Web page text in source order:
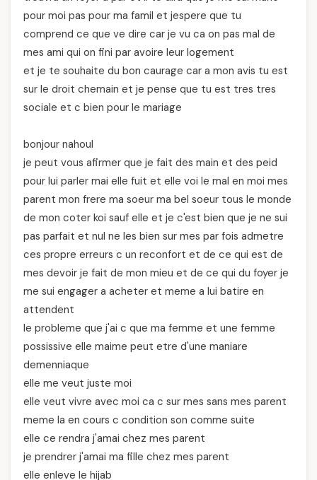
pour moi pas pour ma famil et jespere que tu
comprend ce que ve dire car je vu ca on pas mal de
mes ami qui on fini par avoire leur logement
et je te souhaite du bon caurage car a mon avis tu est
sur le droit chemain et je pense que tu est tres tres
sociale et c bien pour le mariage
bonjour nahoul
je peut vous afirmer que je fait des main et des peid
pour lui parler mai elle fuit et elle voi le mal en moi mes
parent mon frere ma soeur ma bel soeur tous le monde
de mon coter koi sauf elle et je c'est bien que je ne sui
pas parfait et nul ne les bien sur mes par fois admetre
ces propre erreurs c un reconfort et de ce qui est de
mes devoir je fait de mon mieu et de ce qui du foyer je
me sui engager a acheter et meme a lui batire en
attendent
le probleme que j'ai c que ma femme et une femme
possissive elle maime peut etre d'une maniare
demenniaque
elle me veut juste moi
elle veut vivre avec moi ca c sur mes sans mes parent
meme la en cours c condition son comme suite
elle ce rendra j'amai chez mes parent
je prendrer j'amai ma fille chez mes parent
elle enleve le hijab